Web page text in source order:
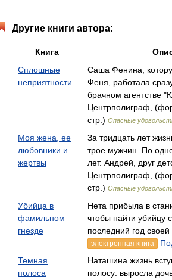
Другие книги автора:
Книга
Сплошные
неприятности
Саша Фенина,
Феня, работала
брачном
Центрполиграф,
стр.) Опасные
Моя жена, ее
любовники и
жертвы
За тридцать лет
трое мужчин. По
лет. Андрей, друг
Центрполиграф,
стр.) Опасные
Убийца в
фамильном
гнезде
Нета прибыла в
чтобы найти убийцу
последний год
электронная книга
Темная
полоса
Наташина жизнь
полосу: выросла